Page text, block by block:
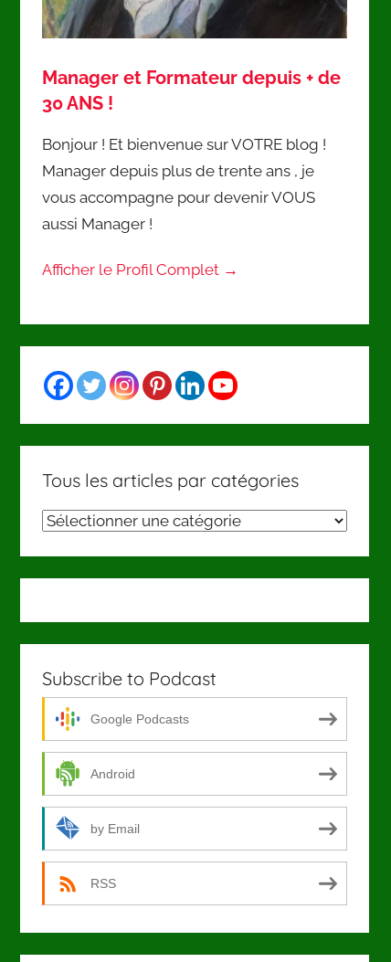
Manager et Formateur depuis + de
30 ANS !
Bonjour ! Et bienvenue sur VOTRE blog !
Manager depuis plus de trente ans , je
vous accompagne pour devenir VOUS
aussi Manager !
Afficher le Profil Complet →
Tous les articles par catégories
Tous
catégories
Subscribe to Podcast
Google Podcasts
Android
by Email
RSS